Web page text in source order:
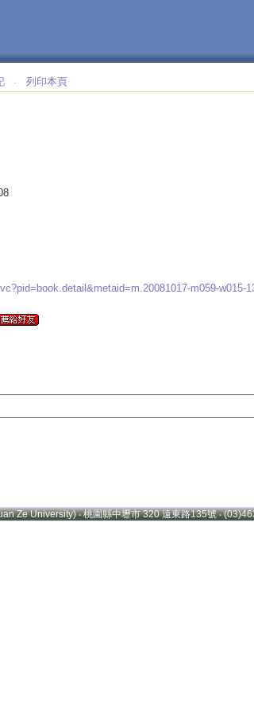
‧
列印本頁
m059-w015-
Ze University) ‧ 桃園縣中壢市 320 遠東路135號 ‧